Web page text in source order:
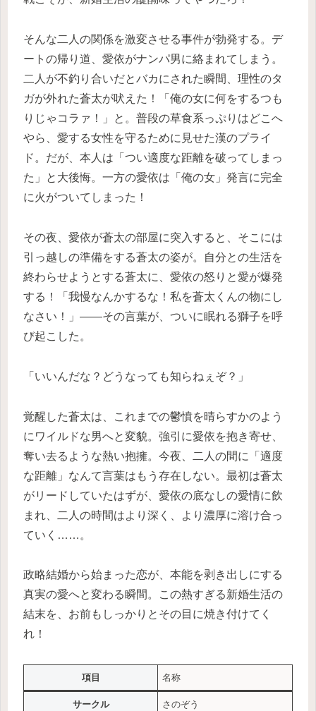
そんな二人の関係を激変させる事件が勃発する。デ
ートの帰り道、愛依がナンパ男に絡まれてしまう。
二人が不釣り合いだとバカにされた瞬間、理性のタ
ガが外れた蒼太が吠えた！「俺の女に何をするつも
りじゃコラァ！」と。普段の草食系っぷりはどこへ
やら、愛する女性を守るために見せた漢のプライ
ド。だが、本人は「つい適度な距離を破ってしまっ
た」と大後悔。一方の愛依は「俺の女」発言に完全
に火がついてしまった！
その夜、愛依が蒼太の部屋に突入すると、そこには
引っ越しの準備をする蒼太の姿が。自分との生活を
終わらせようとする蒼太に、愛依の怒りと愛が爆発
する！「我慢なんかするな！私を蒼太くんの物にし
なさい！」――その言葉が、ついに眠れる獅子を呼
び起こした。
「いいんだな？どうなっても知らねぇぞ？」
覚醒した蒼太は、これまでの鬱憤を晴らすかのよう
にワイルドな男へと変貌。強引に愛依を抱き寄せ、
奪い去るような熱い抱擁。今夜、二人の間に「適度
な距離」なんて言葉はもう存在しない。最初は蒼太
がリードしていたはずが、愛依の底なしの愛情に飲
まれ、二人の時間はより深く、より濃厚に溶け合っ
ていく……。
政略結婚から始まった恋が、本能を剥き出しにする
真実の愛へと変わる瞬間。この熱すぎる新婚生活の
結末を、お前もしっかりとその目に焼き付けてく
れ！
項目 名称
サークル さのぞう